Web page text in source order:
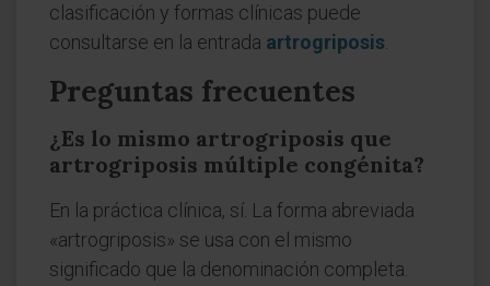
clasificación y formas clínicas puede
consultarse en la entrada artrogriposis
Preguntas frecuentes
¿Es lo mismo artrogriposis que
artrogriposis múltiple congénita?
En la práctica clínica, sí. La forma abreviada
«artrogriposis» se usa con el mismo
significado que la denominación completa.